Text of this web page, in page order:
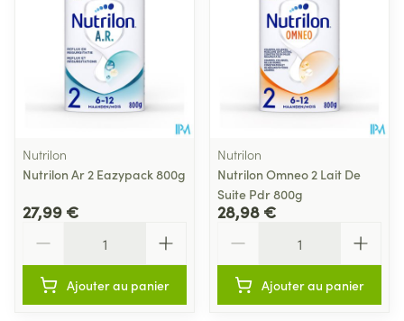
Nutrilon
Nutrilon Ar 2 Eazypack 800g
27,99 €
Ajouter au panier
Nutrilon
Nutrilon Omneo 2 Lait De
Suite Pdr 800g
28,98 €
Ajouter au panier